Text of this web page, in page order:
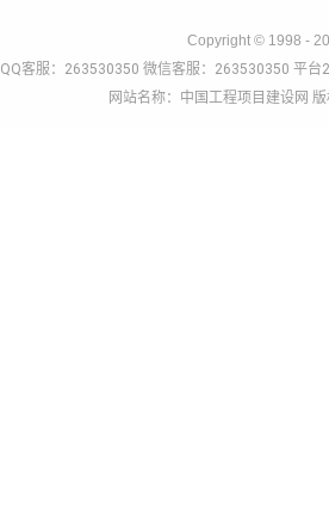
Copyright © 1998 -
QQ客服：263530350 微信客服：263530350 平
网站名称：中国工程项目建设网